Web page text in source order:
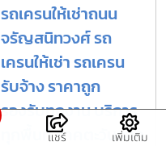
รถเครนให้เช่าถนน
จรัญสนิทวงศ์ รถ
เครนให้เช่า รถเครน
รับจ้าง ราคาถูก
รองรับทุกงาน บริการ
ทุกพื้นที่ ภาคตะวันออก
แชร์ เพิ่มเติม